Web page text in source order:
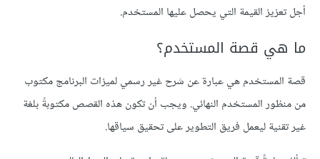
أجل تعزيز القيمة التي يحصل عليها المستخدم.
ما هي قصة المستخدم؟
قصة المستخدم هي عبارة عن شرح غير رسمي لميزات البرنامج مكتوب
من منظور المستخدم النهائي. ويجب أن تكون هذه القصص مكتوبةً بلغة
غير تقنية ليعمل فريق التطوير على تحقيق سياقها.